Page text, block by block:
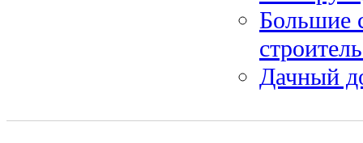
Большие
Дачный